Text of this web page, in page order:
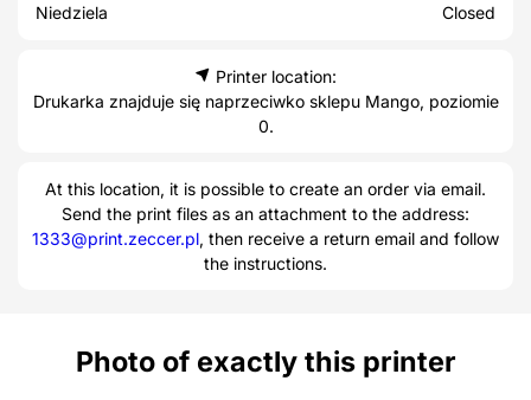
Niedziela
Closed
Printer location:
Drukarka znajduje się naprzeciwko sklepu Mango, poziomie
0.
At this location, it is possible to create an order via email.
Send the print files as an attachment to the address:
1333@print.zeccer.pl, then receive a return email and follow
the instructions.
Photo of exactly this printer